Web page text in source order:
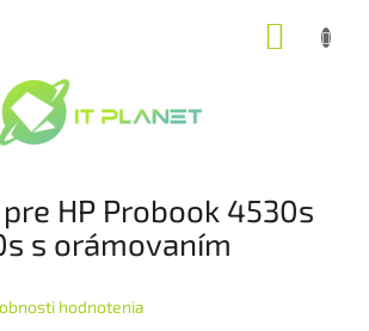
HP Probook 4530s
s orámovaním
hodnotenia